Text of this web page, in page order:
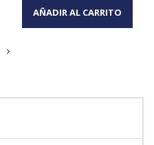
AÑADIR AL CARRITO